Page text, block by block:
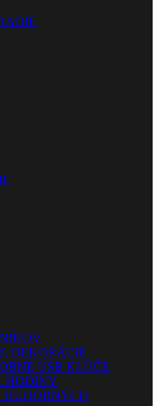
DEKORÁCIE
USB KĽÚČE
HODINY
HUDOBNÝCH